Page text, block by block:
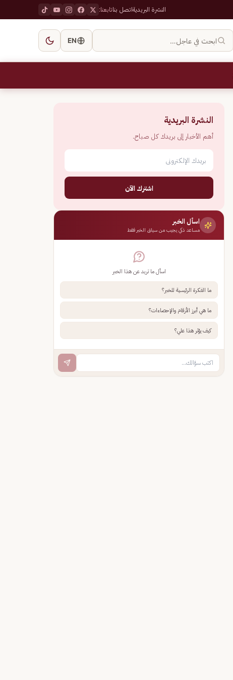
النشرة البريديةاتصل بناتابعنا:
ابحث في عاجل… EN
النشرة البريدية
أهم الأخبار إلى بريدك كل صباح.
اشترك الآن
اسأل الخبر
مساعد ذكي يجيب من سياق الخبر فقط
اسأل ما تريد عن هذا الخبر
ما الفكرة الرئيسية للخبر؟
ما هي أبرز الأرقام والإحصاءات؟
كيف يؤثر هذا علي؟